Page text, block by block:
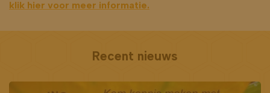
klik hier voor meer informatie.
Recent nieuws